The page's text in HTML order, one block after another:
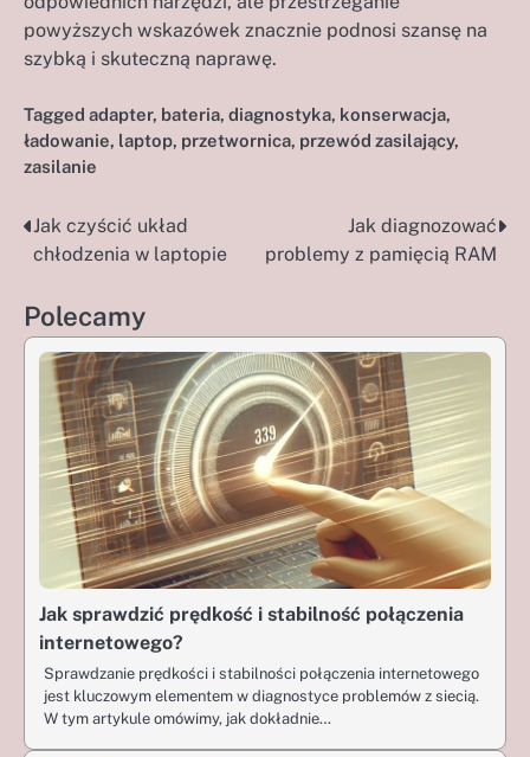
powyższych wskazówek znacznie podnosi szansę na
szybką i skuteczną naprawę.
Tagged adapter, bateria, diagnostyka, konserwacja,
ładowanie, laptop, przetwornica, przewód zasilający,
zasilanie
Nawigacja
Jak czyścić układ
chłodzenia w laptopie
Jak diagnozować
problemy z pamięcią RAM
Polecamy
Jak sprawdzić prędkość i stabilność połączenia
internetowego?
Sprawdzanie prędkości i stabilności połączenia internetowego
jest kluczowym elementem w diagnostyce problemów z siecią.
W tym artykule omówimy, jak dokładnie…